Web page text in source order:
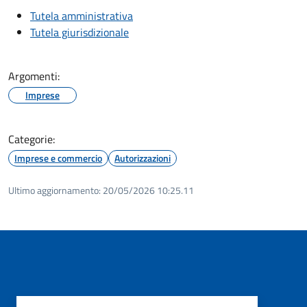
Tutela amministrativa
Tutela giurisdizionale
Argomenti:
Imprese
Categorie:
Imprese e commercio Autorizzazioni
Ultimo aggiornamento: 20/05/2026 10:25.11